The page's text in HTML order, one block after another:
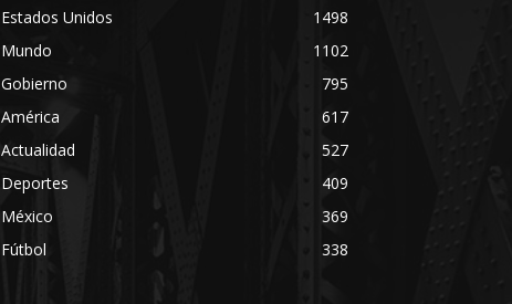
Estados Unidos
1498
Mundo
1102
Gobierno
795
América
617
Actualidad
527
Deportes
409
México
369
Fútbol
338